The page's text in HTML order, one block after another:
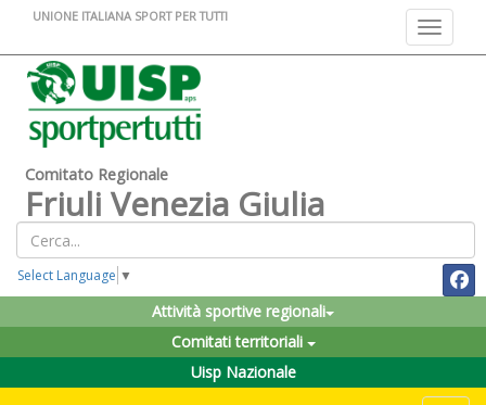
Toggle
UNIONE ITALIANA SPORT PER TUTTI
Comitato Regionale
Friuli Venezia Giulia
Select Language ▼
Attività sportive regionali
Comitati territoriali
Uisp Nazionale